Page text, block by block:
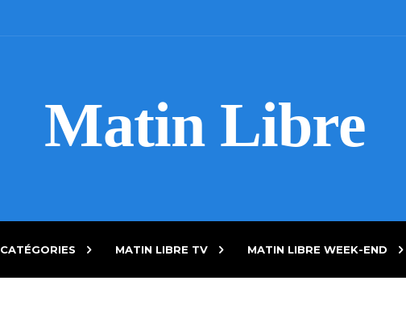
Matin Libre
CATÉGORIES MATIN LIBRE TV MATIN LIBRE WEEK-END